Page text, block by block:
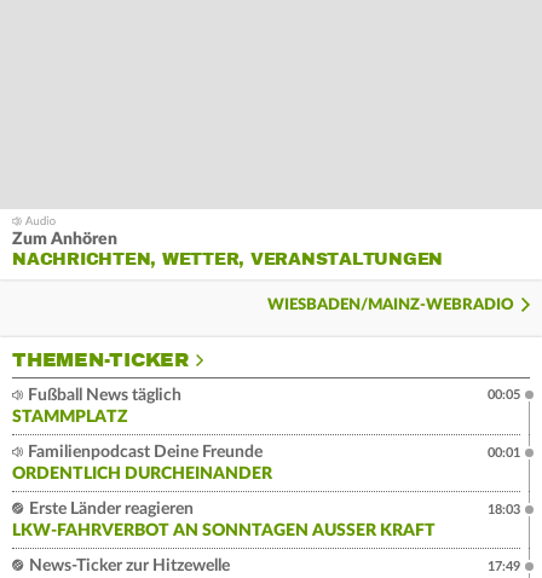
Zum Anhören
NACHRICHTEN, WETTER, VERANSTALTUNGEN
WIESBADEN/MAINZ-WEBRADIO
THEMEN-TICKER
Fußball News täglich
STAMMPLATZ
00:05
Familienpodcast Deine Freunde
ORDENTLICH DURCHEINANDER
00:01
Erste Länder reagieren
LKW-FAHRVERBOT AN SONNTAGEN AUSSER KRAFT
18:03
News-Ticker zur Hitzewelle
17:49